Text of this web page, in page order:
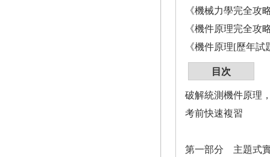
《機械力學完全攻
《機件原理完全攻
《機件原理[歷年
目次
破解統測機件原理
考前快速複習
第一部分 主題式